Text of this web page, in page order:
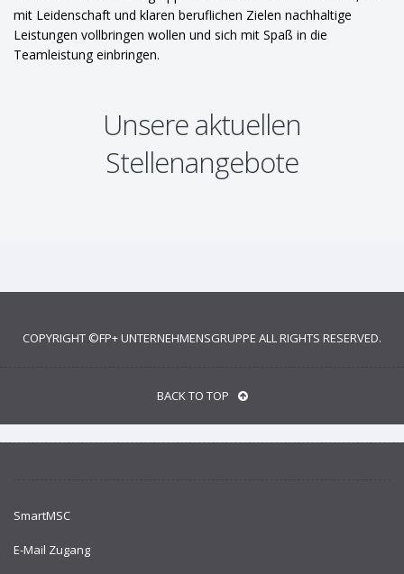
mit Leidenschaft und klaren beruflichen Zielen nachhaltige
Leistungen vollbringen wollen und sich mit Spaß in die
Teamleistung einbringen.
Unsere aktuellen
Stellenangebote
COPYRIGHT ©FP+ UNTERNEHMENSGRUPPE ALL RIGHTS RESERVED.
BACK TO TOP
SmartMSC
E-Mail Zugang